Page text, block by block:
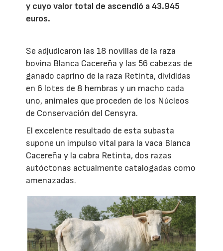
y cuyo valor total de ascendió a 43.945
euros.
Se adjudicaron las 18 novillas de la raza
bovina Blanca Cacereña y las 56 cabezas de
ganado caprino de la raza Retinta, divididas
en 6 lotes de 8 hembras y un macho cada
uno, animales que proceden de los Núcleos
de Conservación del Censyra.
El excelente resultado de esta subasta
supone un impulso vital para la vaca Blanca
Cacereña y la cabra Retinta, dos razas
autóctonas actualmente catalogadas como
amenazadas.